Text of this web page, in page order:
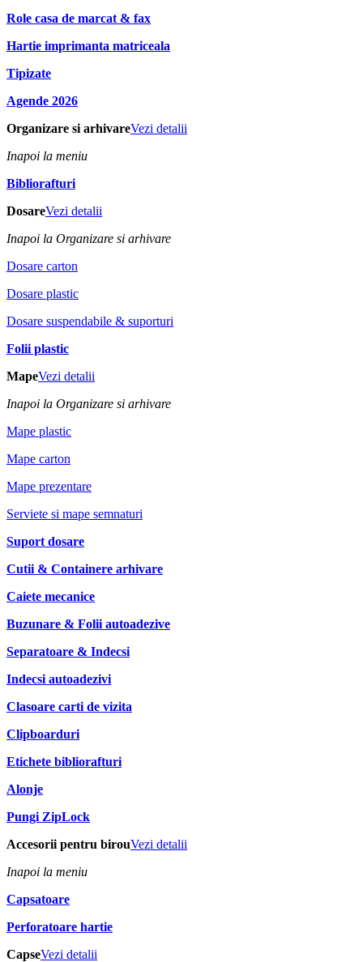
Role casa de marcat & fax
Hartie imprimanta matriceala
Tipizate
Agende 2026
Organizare si arhivareVezi detalii
Inapoi la meniu
Bibliorafturi
DosareVezi detalii
Inapoi la Organizare si arhivare
Dosare carton
Dosare plastic
Dosare suspendabile & suporturi
Folii plastic
MapeVezi detalii
Inapoi la Organizare si arhivare
Mape plastic
Mape carton
Mape prezentare
Serviete si mape semnaturi
Suport dosare
Cutii & Containere arhivare
Caiete mecanice
Buzunare & Folii autoadezive
Separatoare & Indecsi
Indecsi autoadezivi
Clasoare carti de vizita
Clipboarduri
Etichete bibliorafturi
Alonje
Pungi ZipLock
Accesorii pentru birouVezi detalii
Inapoi la meniu
Capsatoare
Perforatoare hartie
CapseVezi detalii